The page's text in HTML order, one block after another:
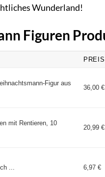
Wunderland!
Figuren
PREIS
Figur aus
36,00 €
mit Rentieren, 10
20,99 €
... 6,97 €